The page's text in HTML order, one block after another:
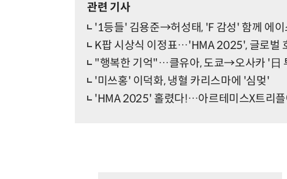
관련 기사
'1등들' 김용준→허성태, 'F 감성' 함께 에이
K팝 시상식 이정표…'HMA 2025', 글로벌
"행복한 기억"…클유아, 도쿄→오사카 '日
'미쓰홍' 이덕화, 냉혈 카리스마에 '심멎'
'HMA 2025' 홀렸다!…아르테미스X트리